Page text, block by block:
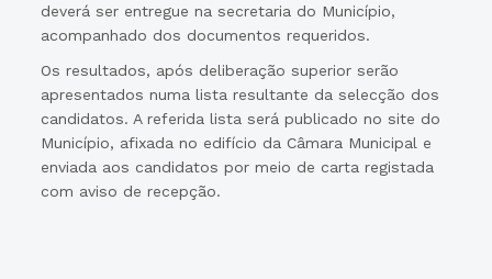
deverá ser entregue na secretaria do Município,
acompanhado dos documentos requeridos.
Os resultados, após deliberação superior serão
apresentados numa lista resultante da selecção dos
candidatos. A referida lista será publicado no site do
Município, afixada no edifício da Câmara Municipal e
enviada aos candidatos por meio de carta registada
com aviso de recepção.